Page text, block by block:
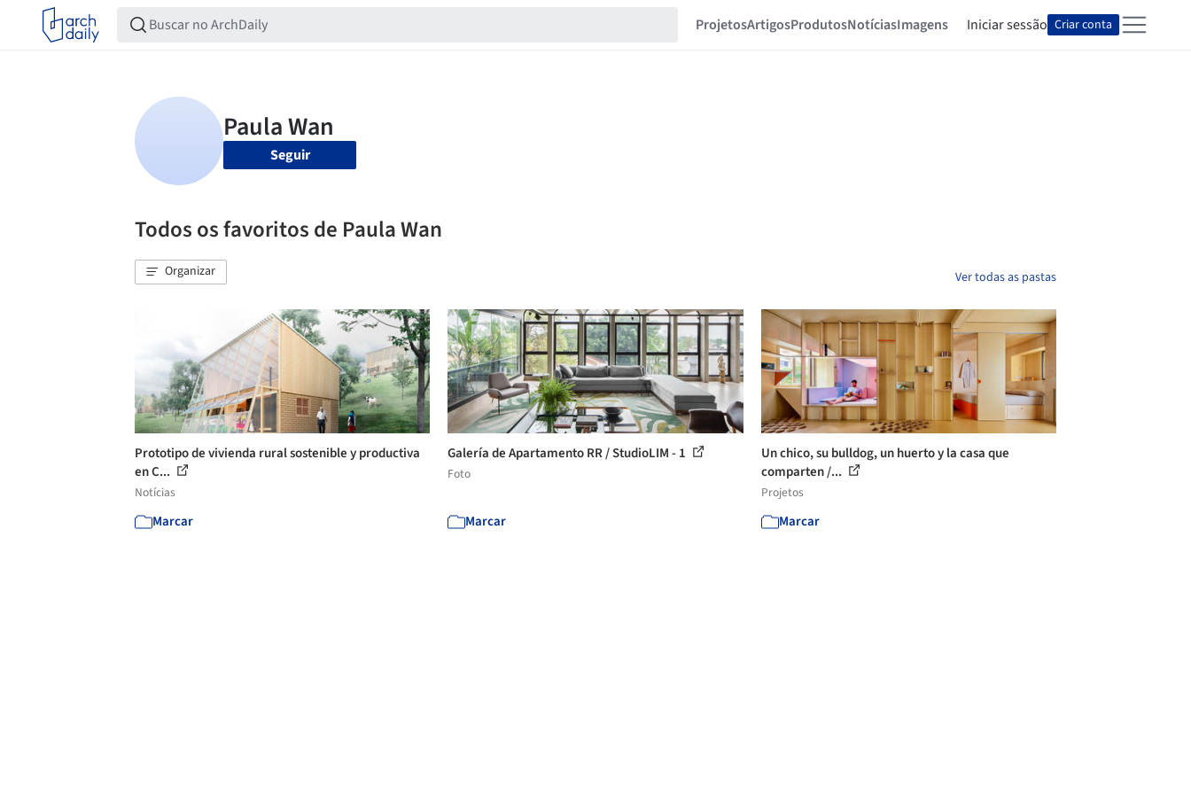
ProjetosArtigosProdutosNotíciasImagens Iniciar sessão Criar conta
Seguir
Todos os favoritos de Paula Wan
Organizar Ver todas as pastas
Prototipo de vivienda rural sostenible y productiva
en C...
Notícias
Marcar
Galería de Apartamento RR / StudioLIM - 1
Foto
Marcar
Un chico, su bulldog, un huerto y la casa que
comparten /...
Projetos
Marcar